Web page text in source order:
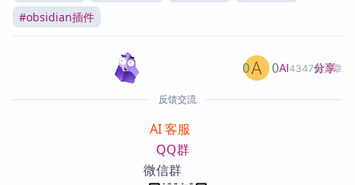
#obsidian插件
AI4347篇文章
0 0 分享
反馈交流
AI 客服
QQ群
微信群